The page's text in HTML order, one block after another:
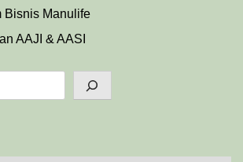
Bisnis Manulife
AAJI & AASI